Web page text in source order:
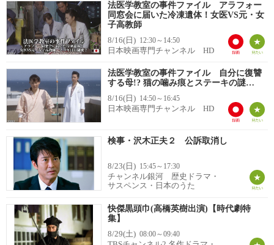
法医学教室の事件ファイル アラフォー
同窓会に届いた冷凍遺体！女医VS元・女
子高教師
8/16(日) 12:30～14:50
日本映画専門チャンネル HD
法医学教室の事件ファイル 自分に復讐
する母!? 猫の噛み痕とステーキの謎…
8/16(日) 14:50～16:45
日本映画専門チャンネル HD
検事・沢木正夫２ 公訴取消し
8/23(日) 15:45～17:30
チャンネル銀河 歴史ドラマ・
サスペンス・日本のうた
快傑黒頭巾(高橋英樹出演)【時代劇特
集】
8/29(土) 08:00～09:40